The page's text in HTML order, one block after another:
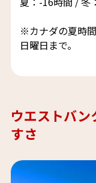
※カナダの夏時
日曜日まで。
ウエストバ
すさ